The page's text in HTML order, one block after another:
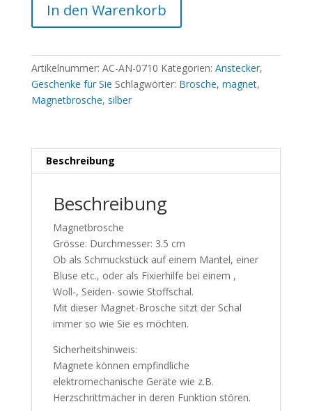
In den Warenkorb
Artikelnummer: AC-AN-0710 Kategorien: Anstecker,
Geschenke für Sie Schlagwörter: Brosche, magnet,
Magnetbrosche, silber
Beschreibung
Beschreibung
Magnetbrosche
Grösse: Durchmesser: 3.5 cm
Ob als Schmuckstück auf einem Mantel, einer
Bluse etc., oder als Fixierhilfe bei einem ,
Woll-, Seiden- sowie Stoffschal.
Mit dieser Magnet-Brosche sitzt der Schal
immer so wie Sie es möchten.
Sicherheitshinweis:
Magnete können empfindliche
elektromechanische Geräte wie z.B.
Herzschrittmacher in deren Funktion stören.